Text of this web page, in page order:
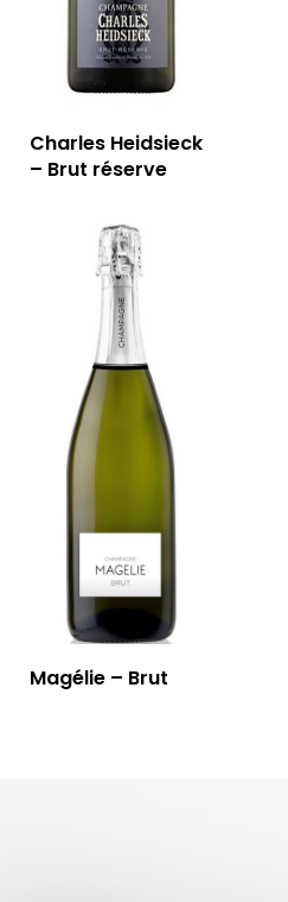
Charles Heidsieck
– Brut réserve
Magélie – Brut